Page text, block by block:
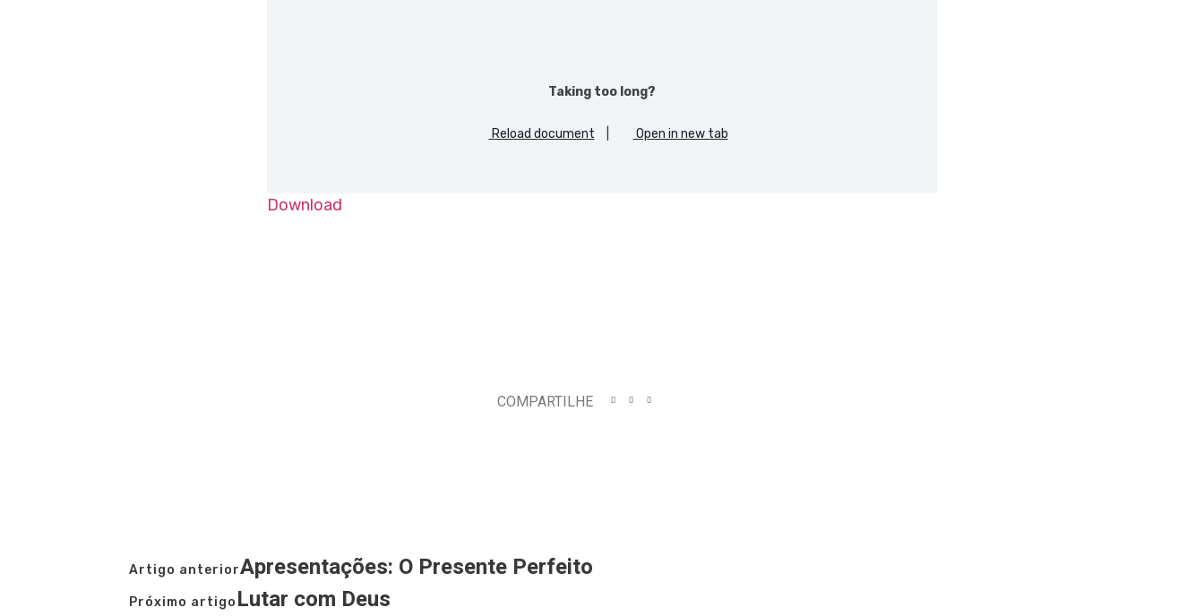
Taking too long?
Reload document Open in new tab
Download
COMPARTILHE
Artigo anteriorApresentações: O Presente Perfeito
Próximo artigo Lutar com Deus